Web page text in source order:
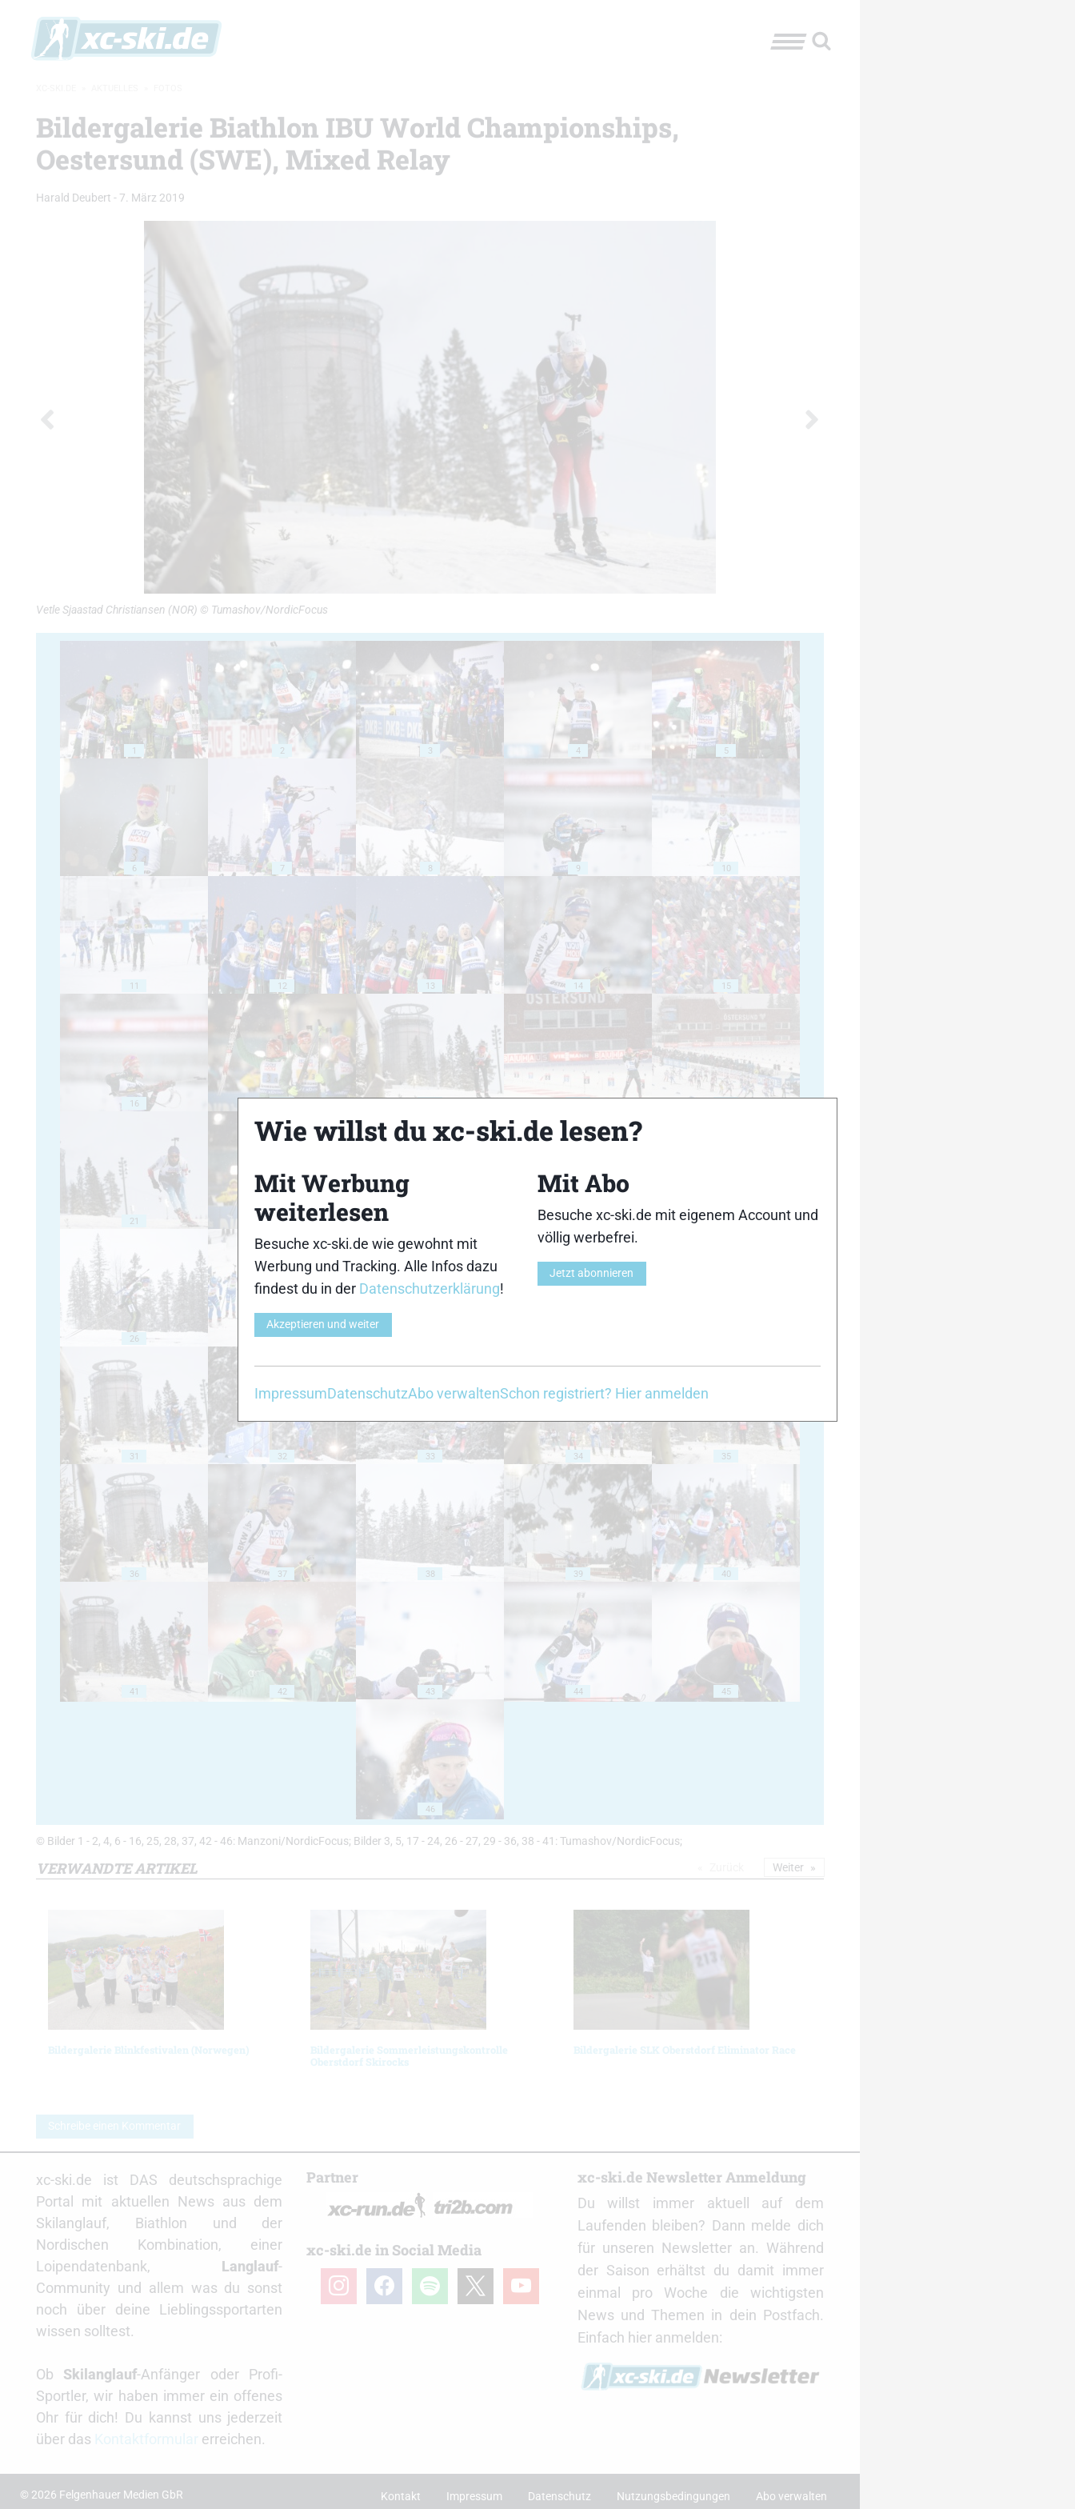
Bildergalerie Biathlon IBU World Championships,
Oestersund (SWE), Mixed Relay
Harald Deubert - 7. März 2019
Vetle Sjaastad Christiansen (NOR) © Tumashov/NordicFocus
1 2 3 4 5
6 7 8 9 10
11 12 13 14 15
16
21 22 24 25
26 27
31 32 33 34 35
36 37 38 39 40
41 42 43 44 45
46
© Bilder 1 - 2, 4, 6 - 16, 25, 28, 37, 42 - 46: Manzoni/NordicFocus; Bilder 3, 5, 17 - 24, 26 - 27, 29 - 36, 38 - 41: Tumashov/NordicFocus;
VERWANDTE ARTIKEL
Bildergalerie Blinkfestivalen (Norwegen)
Bildergalerie Sommerleistungskontrolle
Oberstdorf Skirocks
Bildergalerie SLK Oberstdorf Eliminator Race
Weiter
Schreibe einen Kommentar
xc-ski.de ist DAS deutschsprachige
Portal mit aktuellen News aus dem
Skilanglauf, Biathlon und der
Nordischen Kombination, einer
Loipendatenbank, Langlauf-
Community und allem was du sonst
noch über deine Lieblingssportarten
wissen solltest.
Ob Skilanglauf-Anfänger oder Profi-
Sportler, wir haben immer ein offenes
Ohr für dich! Du kannst uns jederzeit
über das
erreichen.
Partner
xc-ski.de in Social Media
instagramfacebookspotify youtube
xc-ski.de Newsletter Anmeldung
Du willst immer aktuell auf dem
Laufenden bleiben? Dann melde dich
für unseren Newsletter an. Während
der Saison erhältst du damit immer
einmal pro Woche die wichtigsten
News und Themen in dein Postfach.
Einfach hier anmelden:
© 2026 Felgenhauer Medien GbR Kontakt Impressum Datenschutz Nutzungsbedingungen Abo verwalten
Wie willst du xc-ski.de lesen?
Mit Werbung
weiterlesen
Besuche xc-ski.de wie gewohnt mit
Werbung und Tracking. Alle Infos dazu
findest du in der Datenschutzerklärung!
Akzeptieren und weiter
Mit Abo
Besuche xc-ski.de mit eigenem Account und
völlig werbefrei.
Jetzt abonnieren
ImpressumDatenschutzAbo verwaltenSchon registriert? Hier anmelden